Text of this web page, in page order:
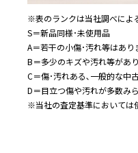
※表のランクは当社調べによ
S＝新品同様･未使用品
A＝若干の小傷･汚れ等はあ
B＝多少のキズや汚れ等があ
C＝傷･汚れある､一般的な中
D＝目立つ傷や汚れが多数み
※当社の査定基準においては